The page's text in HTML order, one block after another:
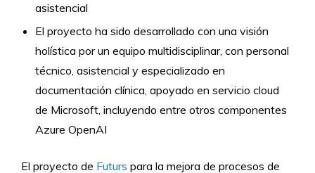
asistencial
El proyecto ha sido desarrollado con una visión
holística por un equipo multidisciplinar, con personal
técnico, asistencial y especializado en
documentación clínica, apoyado en servicio cloud
de Microsoft, incluyendo entre otros componentes
Azure OpenAI
El proyecto de Futurs para la mejora de procesos de